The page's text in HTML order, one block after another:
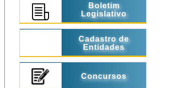
Boletim
Legislativo
Cadastro de
Entidades
Concursos